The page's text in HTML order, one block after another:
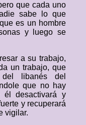
que cada uno
sabe lo que
es un hombre
y luego se
a su trabajo,
un trabajo, que
libanés del
que no hay
él desactivará y
y recuperará
vigilar.